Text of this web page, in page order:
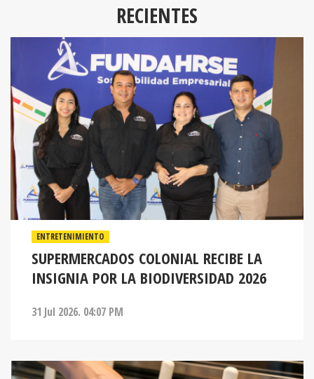
RECIENTES
ENTRETENIMIENTO
SUPERMERCADOS COLONIAL RECIBE LA
INSIGNIA POR LA BIODIVERSIDAD 2026
31 Jul 2026. 04:07 PM